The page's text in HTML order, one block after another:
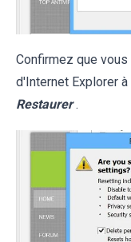
Confirmez que
d'Internet Explorer
Restaurer .